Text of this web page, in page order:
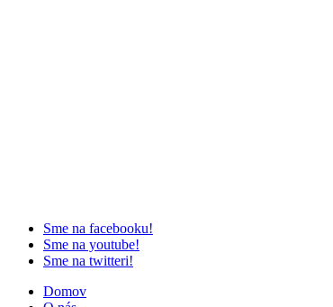
Sme na facebooku!
Sme na youtube!
Sme na twitteri!
Domov